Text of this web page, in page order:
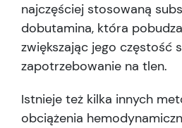
najczęściej stosowaną
dobutamina, która
zwiększając jego częstość
zapotrzebowanie na tlen.
Istnieje też kilka innych
obciążenia